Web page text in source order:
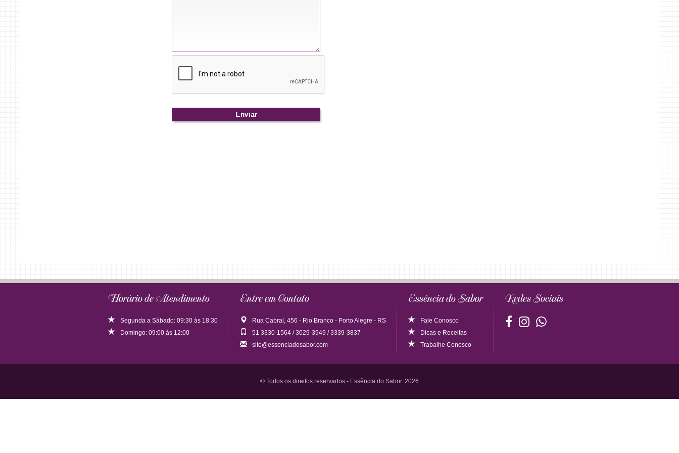
Horário de Atendimento
Segunda a Sábado: 09:30 às 18:30
Domingo: 09:00 às 12:00
Entre em Contato
Rua Cabral, 456 - Rio Branco - Porto Alegre - RS
51 3330-1564 / 3029-3949 / 3339-3837
site@essenciadosabor.com
Essência do Sabor
Fale Conosco
Dicas e Receitas
Trabalhe Conosco
Redes Sociais
© Todos os direitos reservados - Essência do Sabor. 2026